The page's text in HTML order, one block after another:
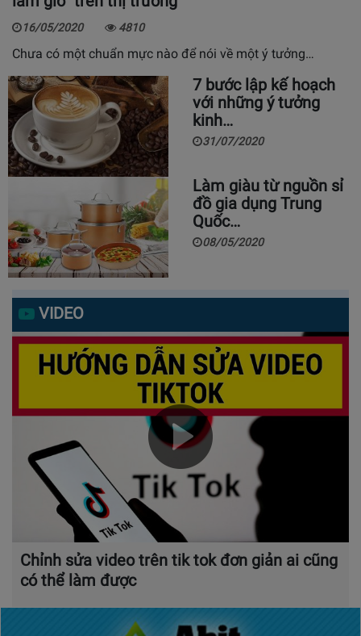
16/05/2020 4810
Chưa có một chuẩn mực nào để nói về một ý tưởng…
7 bước lập kế hoạch
với những ý tưởng
kinh…
31/07/2020
Làm giàu từ nguồn sỉ
đồ gia dụng Trung
Quốc…
08/05/2020
VIDEO
Chỉnh sửa video trên tik tok đơn giản ai cũng
có thể làm được